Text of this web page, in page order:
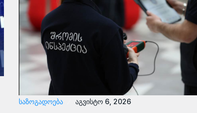
ᲡᲐᲖᲝᲒᲐᲓᲝᲔᲑᲐ აგვისტო 6, 2026